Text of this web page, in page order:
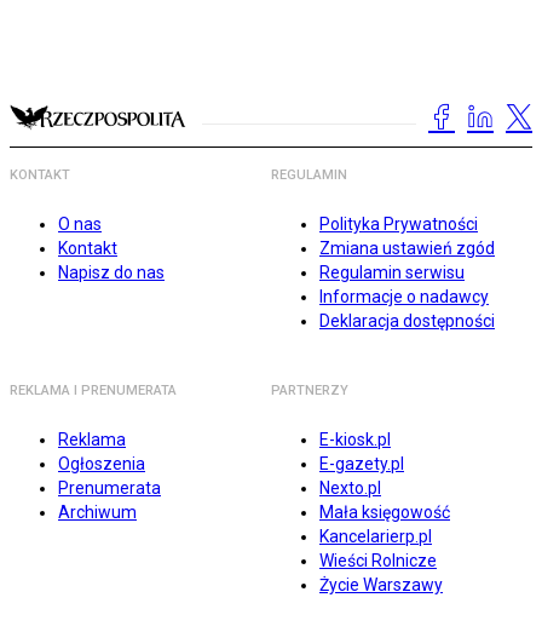
KONTAKT
O nas
Kontakt
Napisz do nas
REGULAMIN
Polityka Prywatności
Zmiana ustawień zgód
Regulamin serwisu
Informacje o nadawcy
Deklaracja dostępności
REKLAMA I PRENUMERATA
Reklama
Ogłoszenia
Prenumerata
Archiwum
PARTNERZY
E-kiosk.pl
E-gazety.pl
Nexto.pl
Mała księgowość
Kancelarierp.pl
Wieści Rolnicze
Życie Warszawy